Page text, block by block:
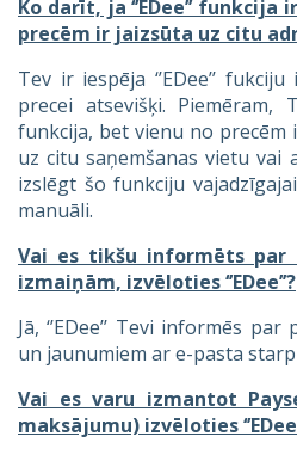
Ko darīt, ja ‘’EDee’’
precēm ir jaizsūta uz citu
Tev ir iespēja ‘’EDee’’
precei atsevišķi. Piemēram,
funkcija, bet vienu no precēm
uz citu saņemšanas vietu vai
izslēgt šo funkciju
manuāli.
Vai es tikšu informēts par
izmaiņām, izvēloties ‘’EDee’’?
Jā, ‘’EDee’’ Tevi informēs
un jaunumiem ar e-pasta
Vai es varu izmantot
maksājumu) izvēloties